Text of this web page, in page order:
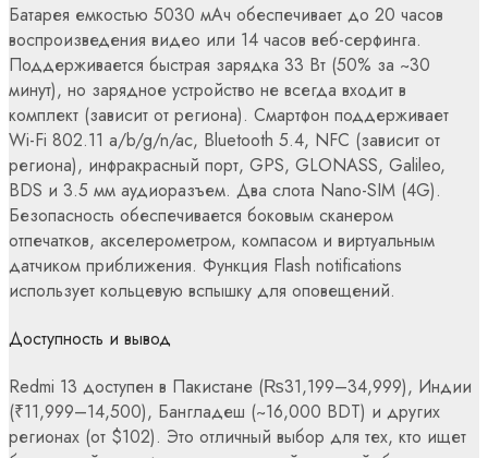
Батарея емкостью 5030 мАч обеспечивает до 20 часов
воспроизведения видео или 14 часов веб-серфинга.
Поддерживается быстрая зарядка 33 Вт (50% за ~30
минут), но зарядное устройство не всегда входит в
комплект (зависит от региона). Смартфон поддерживает
Wi-Fi 802.11 a/b/g/n/ac, Bluetooth 5.4, NFC (зависит от
региона), инфракрасный порт, GPS, GLONASS, Galileo,
BDS и 3.5 мм аудиоразъем. Два слота Nano-SIM (4G).
Безопасность обеспечивается боковым сканером
отпечатков, акселерометром, компасом и виртуальным
датчиком приближения. Функция Flash notifications
использует кольцевую вспышку для оповещений.
Доступность и вывод
Redmi 13 доступен в Пакистане (₨31,199–34,999), Индии
(₹11,999–14,500), Бангладеш (~16,000 BDT) и других
регионах (от $102). Это отличный выбор для тех, кто ищет